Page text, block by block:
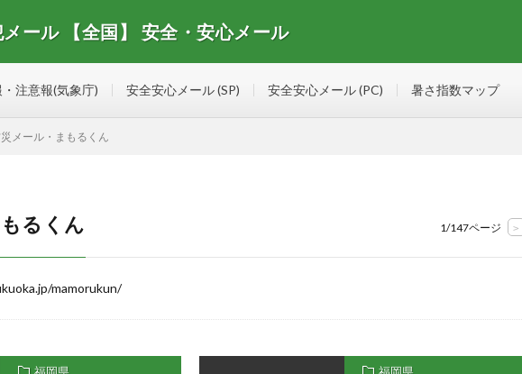
ール 【全国】 安全・安心メール
注意報(気象庁) 安全安心メール (SP) 安全安心メール (PC) 暑さ指数マップ
メール・まもるくん
るくん 1/147ページ >
mamorukun/